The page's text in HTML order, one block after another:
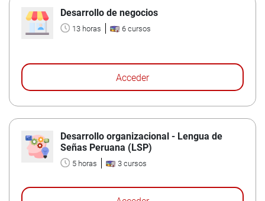
Desarrollo de negocios
13 horas 6 cursos
Acceder
Desarrollo organizacional - Lengua de
Señas Peruana (LSP)
5 horas 3 cursos